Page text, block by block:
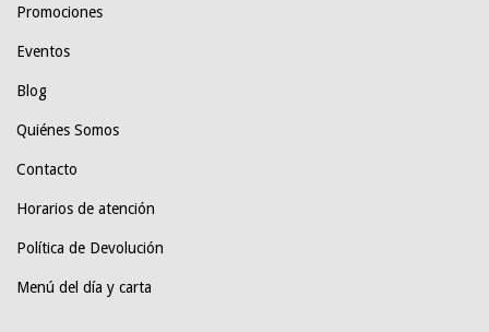
Promociones
Eventos
Blog
Quiénes Somos
Contacto
Horarios de atención
Política de Devolución
Menú del día y carta